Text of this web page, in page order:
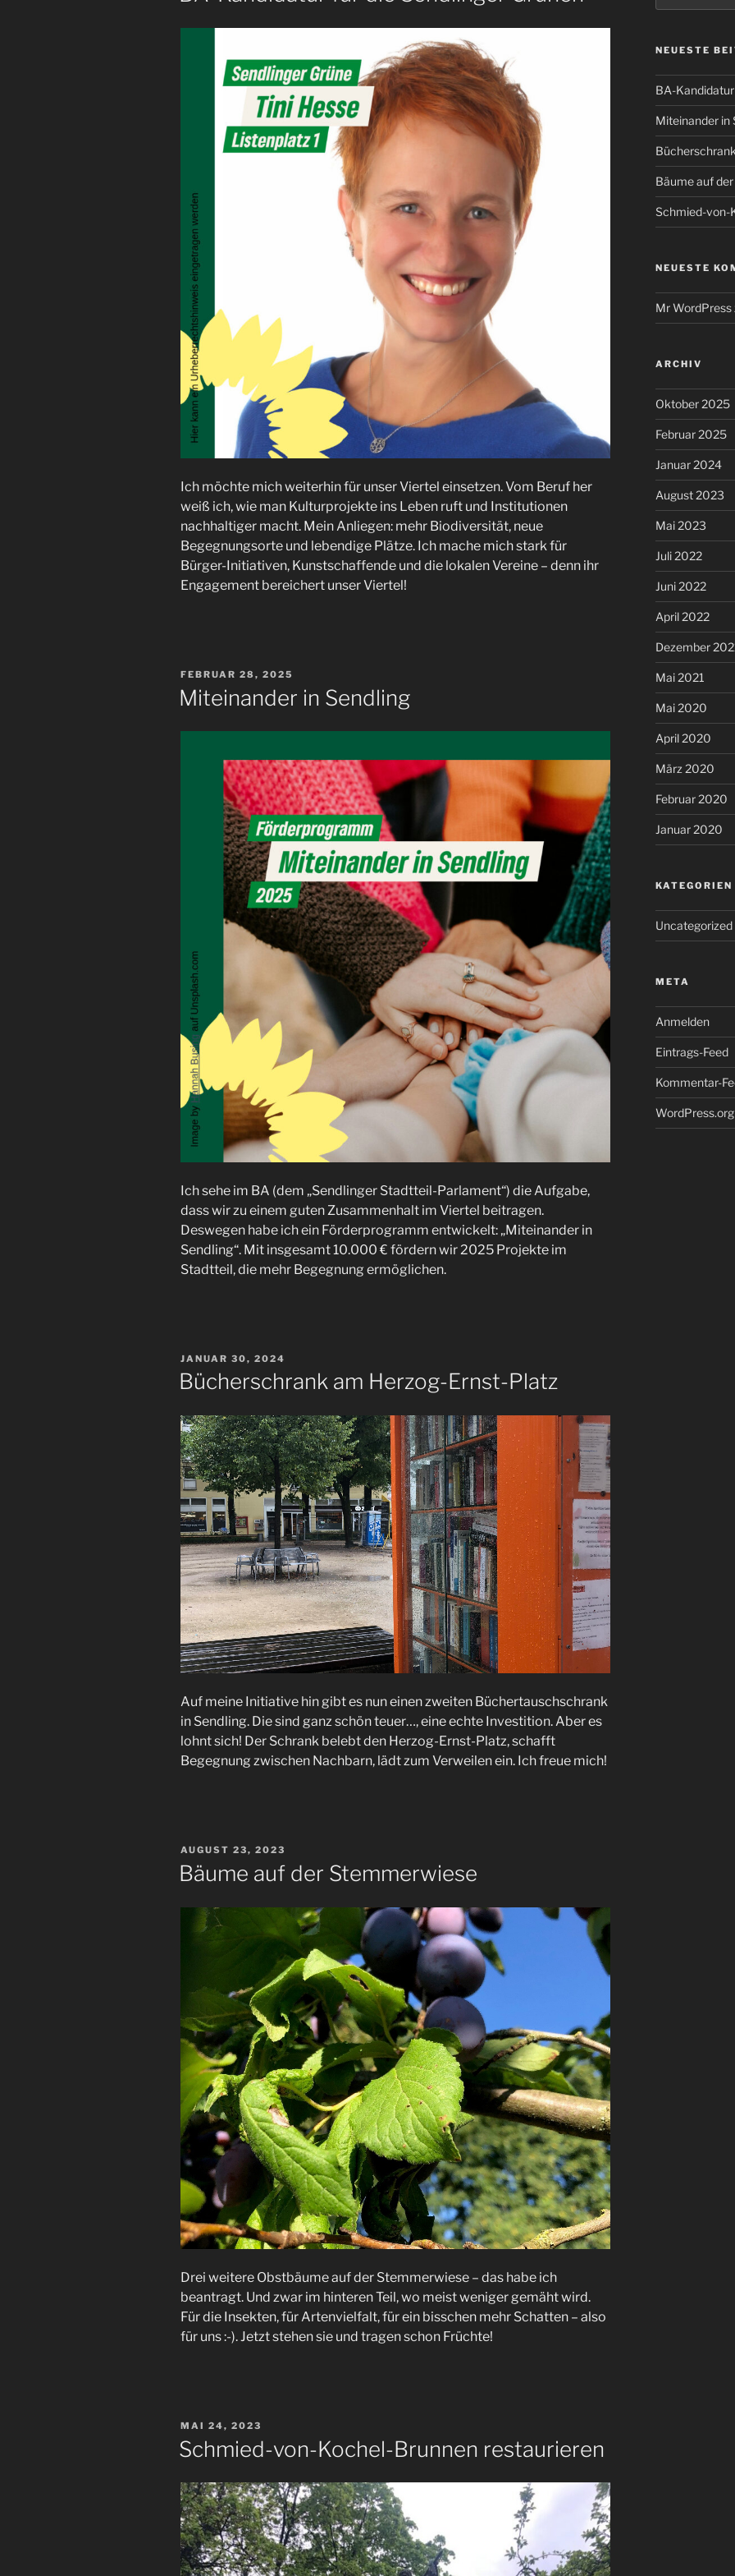
Ich möchte mich weiterhin für unser Viertel einsetzen. Vom Beruf her
weiß ich, wie man Kulturprojekte ins Leben ruft und Institutionen
nachhaltiger macht. Mein Anliegen: mehr Biodiversität, neue
Begegnungsorte und lebendige Plätze. Ich mache mich stark für
Bürger-Initiativen, Kunstschaffende und die lokalen Vereine – denn ihr
Engagement bereichert unser Viertel!
VERÖFFENTLICHT
AM
FEBRUAR 28, 2025
Miteinander in Sendling
Ich sehe im BA (dem „Sendlinger Stadtteil-Parlament“) die Aufgabe,
dass wir zu einem guten Zusammenhalt im Viertel beitragen.
Deswegen habe ich ein Förderprogramm entwickelt: „Miteinander in
Sendling“. Mit insgesamt 10.000 € fördern wir 2025 Projekte im
Stadtteil, die mehr Begegnung ermöglichen.
VERÖFFENTLICHT
AM
JANUAR 30, 2024
Bücherschrank am Herzog-Ernst-Platz
Auf meine Initiative hin gibt es nun einen zweiten Büchertauschschrank
in Sendling. Die sind ganz schön teuer…, eine echte Investition. Aber es
lohnt sich! Der Schrank belebt den Herzog-Ernst-Platz, schafft
Begegnung zwischen Nachbarn, lädt zum Verweilen ein. Ich freue mich!
VERÖFFENTLICHT
AM
AUGUST 23, 2023
Bäume auf der Stemmerwiese
Drei weitere Obstbäume auf der Stemmerwiese – das habe ich
beantragt. Und zwar im hinteren Teil, wo meist weniger gemäht wird.
Für die Insekten, für Artenvielfalt, für ein bisschen mehr Schatten – also
für uns :-). Jetzt stehen sie und tragen schon Früchte!
VERÖFFENTLICHT
AM
MAI 24, 2023
Schmied-von-Kochel-Brunnen restaurieren
NEUESTE
BA-
Miteinander in
Bäume auf
Schmied-von-
NEUESTE
Mr WordPress
ARCHIV
Oktober 2025
Februar 2025
Januar 2024
August 2023
Mai 2023
Juli 2022
Juni 2022
April 2022
Dezember
Mai 2021
Mai 2020
April 2020
März 2020
Februar 2020
Januar 2020
KATEGORIEN
Uncategorized
META
Anmelden
Eintrags-Feed
Kommentar-
WordPress.org